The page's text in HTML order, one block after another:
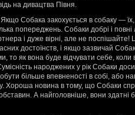
на дивацтва Півня.
Собака закохується в собаку — їх,
попереджень. Собаки добрі і
і дуже вірні, але не
достоїнств, і якщо зазвичай
то як вона буде відчувати себе, коли
Сумісність народжених у рік Собаки
більше впевненості в собі, або
Хороша новина в тому, що Собаки
А найголовніше, вони здатні